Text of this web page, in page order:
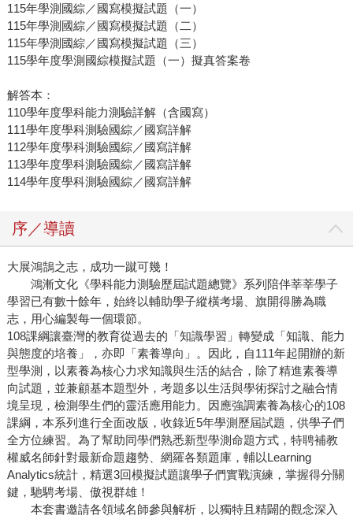
115年學測國綜／國寫模擬試題（一）
115年學測國綜／國寫模擬試題（二）
115年學測國綜／國寫模擬試題（三）
115學年度學測國綜模擬試題（一）擬真答案卷
解答本：
110學年度學科能力測驗詳解（含國寫）
111學年度學科測驗國綜／國寫詳解
112學年度學科測驗國綜／國寫詳解
113學年度學科測驗國綜／國寫詳解
114學年度學科測驗國綜／國寫詳解
序／導讀
大展鴻鵠之志，成功一蹴可幾！
鴻漸文化《學科能力測驗歷屆試題總覽》系列陪伴莘莘學子
學習已有數十餘年，始終以輔助學子縱橫考場、旗開得勝為職
志，用心編製每一個環節。
108課綱讓臺灣的教育從過去的「知識學習」轉變成「知識、能力
與態度的培養」，亦即「素養導向」。因此，自111年起開辦的新
型學測，以素養為核心力求知識與生活的結合，除了精進素養導
向試題，並兼顧基本題型外，考題多以生活與學術探討之融合情
境呈現，檢測學生們的靈活應用能力。因應強調素養為核心的108
課綱，本系列進行全面改版，收錄近5年學測歷屆試題，供學子們
全方位練習。為了幫助同學們熟悉新型學測命題方式，特聘補教
權威名師針對最新命題趨勢、網羅各類題庫，輔以Learning
Analytics統計，精選3回模擬試題讓學子們實戰演練，掌握得分關
鍵，馳騁考場、傲視群雄！
本套書邀請各領域名師參與解析，以獨特且精闢的觀念深入